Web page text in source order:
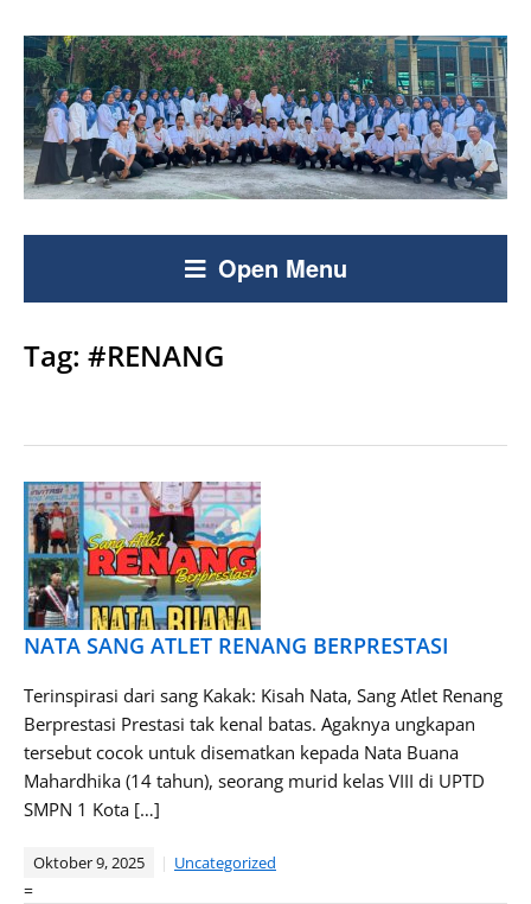
Open Menu
Tag: #RENANG
NATA SANG ATLET RENANG BERPRESTASI
Terinspirasi dari sang Kakak: Kisah Nata, Sang Atlet Renang
Berprestasi Prestasi tak kenal batas. Agaknya ungkapan
tersebut cocok untuk disematkan kepada Nata Buana
Mahardhika (14 tahun), seorang murid kelas VIII di UPTD
SMPN 1 Kota […]
Oktober 9, 2025 Uncategorized
=